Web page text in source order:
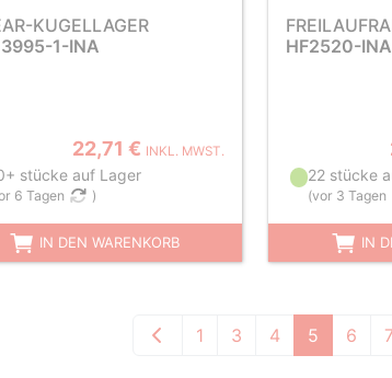
KUGELLAGER
1-INA
22,71 € INKL. MWST.
stücke auf Lager
6 Tagen )
IN DEN WARENKORB
HF2520-INA
22 stücke
(vor 3 Tagen
IN
1 3 4 5 6 7